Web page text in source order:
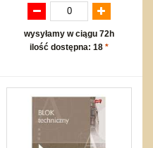
wysyłamy w ciągu 72h
ilość dostępna: 18 *